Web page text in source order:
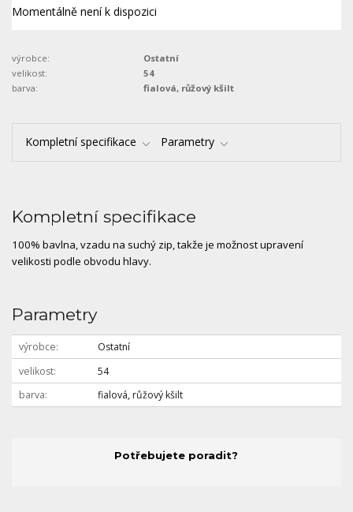
Momentálně není k dispozici
výrobce:
Ostatní
velikost:
54
barva:
fialová, růžový kšilt
Kompletní specifikace Parametry
Kompletní specifikace
100% bavlna, vzadu na suchý zip, takže je možnost upravení
velikosti podle obvodu hlavy.
Parametry
výrobce
Ostatní
velikost
54
barva
fialová, růžový kšilt
Potřebujete poradit?